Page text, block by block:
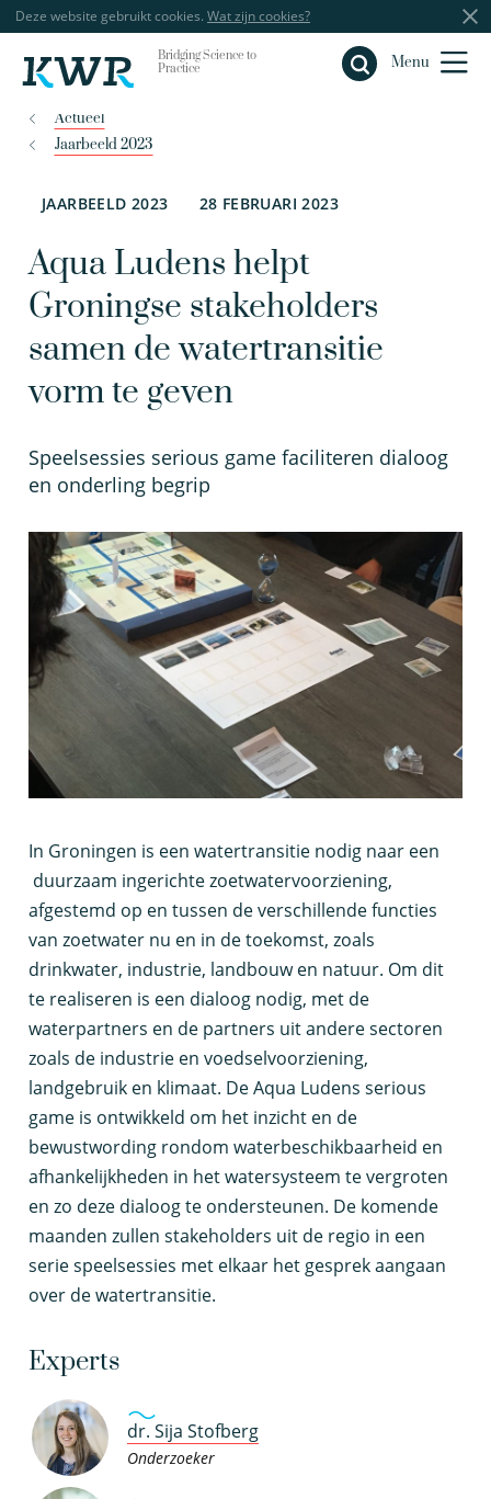
Deze website gebruikt cookies. Wat zijn cookies?
Bridging Science to
Practice
Menu
Sluiten
Actueel
Jaarbeeld 2023
JAARBEELD 2023 28 FEBRUARI 2023
Aqua Ludens helpt
Groningse stakeholders
samen de watertransitie
vorm te geven
Speelsessies serious game faciliteren dialoog
en onderling begrip
In Groningen is een watertransitie nodig naar een
duurzaam ingerichte zoetwatervoorziening,
afgestemd op en tussen de verschillende functies
van zoetwater nu en in de toekomst, zoals
drinkwater, industrie, landbouw en natuur. Om dit
te realiseren is een dialoog nodig, met de
waterpartners en de partners uit andere sectoren
zoals de industrie en voedselvoorziening,
landgebruik en klimaat. De Aqua Ludens serious
game is ontwikkeld om het inzicht en de
bewustwording rondom waterbeschikbaarheid en
afhankelijkheden in het watersysteem te vergroten
en zo deze dialoog te ondersteunen. De komende
maanden zullen stakeholders uit de regio in een
serie speelsessies met elkaar het gesprek aangaan
over de watertransitie.
Experts
dr. Sija Stofberg
Onderzoeker